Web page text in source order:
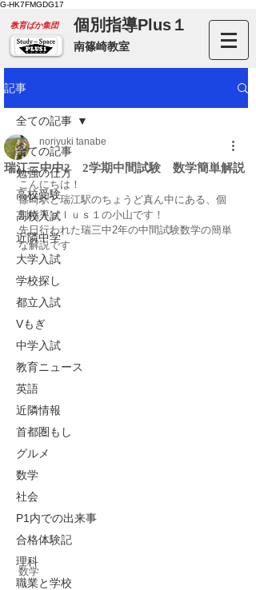
G-HK7FMGDG17
​教育ばか集団 個別指導Plus１
南篠崎教室
記事
全ての記事
勉強の仕方
高校受験
高校入試
近隣中学
大学入試
学校探し
都立入試
Vもぎ
中学入試
教育ニュース
英語
近隣情報
首都圏もし
グルメ
数学
社会
P1内での出来事
合格体験記
理科
職業と学校
全ての記事
瑞江三中中2 2学期中間試験 数学簡単解説
noriyuki tanabe
こんにちは！
篠崎駅と瑞江駅のちょうど真ん中にある、個
別指導ｐｌｕｓ１の小山です！
先日行われた瑞三中2年の中間試験数学の簡単
な解説です
数学